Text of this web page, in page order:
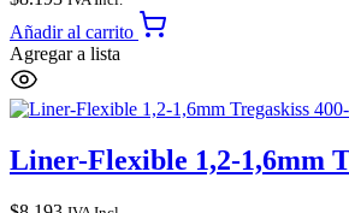
Añadir al carrito
Agregar a lista
Liner-Flexible 1,2-1,6mm